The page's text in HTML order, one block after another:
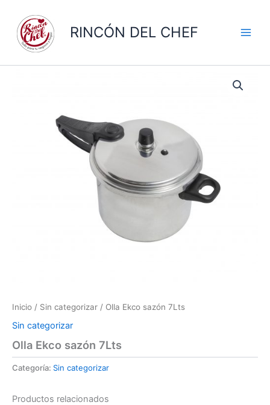
contenido
RINCÓN DEL CHEF
Inicio / Sin categorizar / Olla Ekco sazón 7Lts
Sin categorizar
Olla Ekco sazón 7Lts
Categoría: Sin categorizar
Productos relacionados